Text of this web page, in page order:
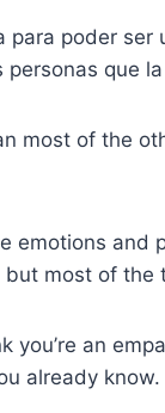
para poder ser
que
most of the
emotions and
most of the
you’re an
already know.